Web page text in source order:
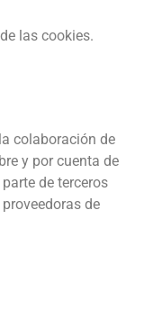
las cookies.
colaboración de
y por cuenta de
de terceros
de